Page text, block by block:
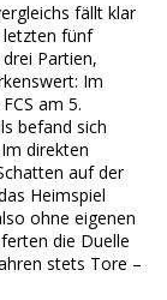
fällt klar
letzten fünf
Partien,
Im
am 5.
befand sich
direkten
auf der
Heimspiel
ohne eigenen
die Duelle
stets Tore –